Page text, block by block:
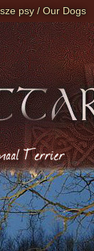
psy / Our Dogs